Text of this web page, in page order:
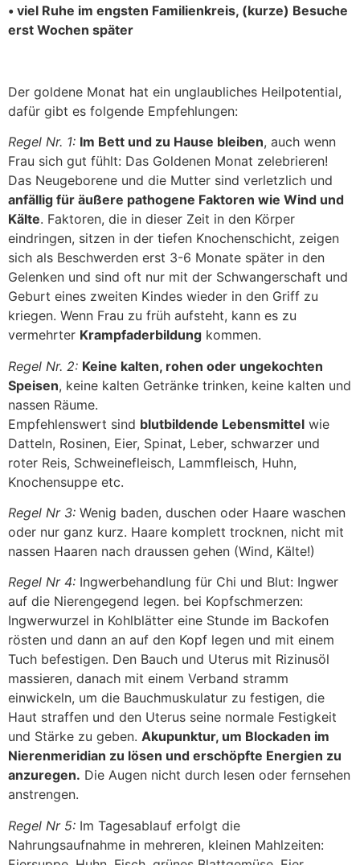
• viel Ruhe im engsten Familienkreis, (kurze) Besuche
erst Wochen später
Der goldene Monat hat ein unglaubliches Heilpotential,
dafür gibt es folgende Empfehlungen:
Regel Nr. 1: Im Bett und zu Hause bleiben, auch wenn
Frau sich gut fühlt: Das Goldenen Monat zelebrieren!
Das Neugeborene und die Mutter sind verletzlich und
anfällig für äußere pathogene Faktoren wie Wind und
Kälte. Faktoren, die in dieser Zeit in den Körper
eindringen, sitzen in der tiefen Knochenschicht, zeigen
sich als Beschwerden erst 3-6 Monate später in den
Gelenken und sind oft nur mit der Schwangerschaft und
Geburt eines zweiten Kindes wieder in den Griff zu
kriegen. Wenn Frau zu früh aufsteht, kann es zu
vermehrter Krampfaderbildung kommen.
Regel Nr. 2: Keine kalten, rohen oder ungekochten
Speisen, keine kalten Getränke trinken, keine kalten und
nassen Räume.
Empfehlenswert sind blutbildende Lebensmittel wie
Datteln, Rosinen, Eier, Spinat, Leber, schwarzer und
roter Reis, Schweinefleisch, Lammfleisch, Huhn,
Knochensuppe etc.
Regel Nr 3: Wenig baden, duschen oder Haare waschen
oder nur ganz kurz. Haare komplett trocknen, nicht mit
nassen Haaren nach draussen gehen (Wind, Kälte!)
Regel Nr 4: Ingwerbehandlung für Chi und Blut: Ingwer
auf die Nierengegend legen. bei Kopfschmerzen:
Ingwerwurzel in Kohlblätter eine Stunde im Backofen
rösten und dann an auf den Kopf legen und mit einem
Tuch befestigen. Den Bauch und Uterus mit Rizinusöl
massieren, danach mit einem Verband stramm
einwickeln, um die Bauchmuskulatur zu festigen, die
Haut straffen und den Uterus seine normale Festigkeit
und Stärke zu geben. Akupunktur, um Blockaden im
Nierenmeridian zu lösen und erschöpfte Energien zu
anzuregen. Die Augen nicht durch lesen oder fernsehen
anstrengen.
Regel Nr 5: Im Tagesablauf erfolgt die
Nahrungsaufnahme in mehreren, kleinen Mahlzeiten: